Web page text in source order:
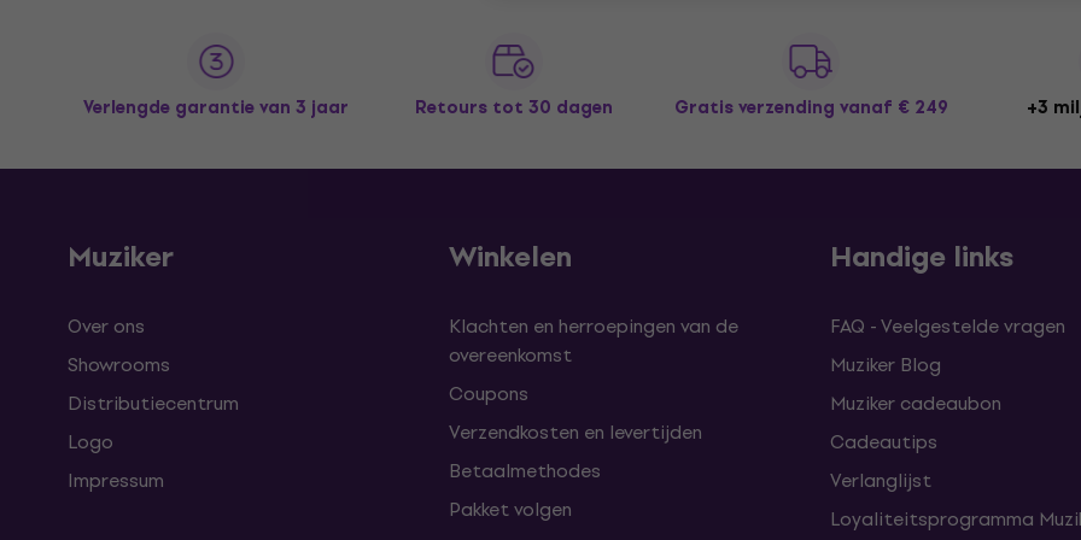
Verlengde garantie van 3 jaar Retours tot 30 dagen Gratis verzending vanaf € 249 +3
Muziker
Over ons
Showrooms
Distributiecentrum
Logo
Impressum
Winkelen
Klachten en herroepingen van de
overeenkomst
Coupons
Verzendkosten en levertijden
Betaalmethodes
Pakket volgen
Handige links
FAQ - Veelgestelde vragen
Muziker Blog
Muziker cadeaubon
Cadeautips
Verlanglijst
Loyaliteitsprogramma